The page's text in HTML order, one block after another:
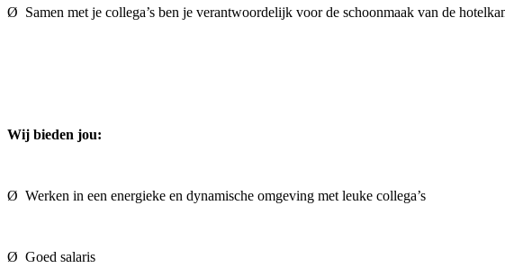
Ø Samen met je collega’s ben je verantwoordelijk voor de schoonmaak van de
Wij bieden jou:
Ø Werken in een energieke en dynamische omgeving met leuke collega’s
Ø Goed salaris